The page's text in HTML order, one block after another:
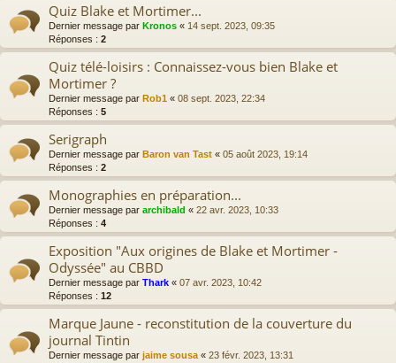
Quiz Blake et Mortimer...
Dernier message par Kronos « 14 sept. 2023, 09:35
Réponses : 2
Quiz télé-loisirs : Connaissez-vous bien Blake et
Mortimer ?
Dernier message par Rob1 « 08 sept. 2023, 22:34
Réponses : 5
Serigraph
Dernier message par Baron van Tast « 05 août 2023, 19:14
Réponses : 2
Monographies en préparation...
Dernier message par archibald « 22 avr. 2023, 10:33
Réponses : 4
Exposition "Aux origines de Blake et Mortimer -
Odyssée" au CBBD
Dernier message par Thark « 07 avr. 2023, 10:42
Réponses : 12
Marque Jaune - reconstitution de la couverture du
journal Tintin
Dernier message par jaime sousa « 23 févr. 2023, 13:31